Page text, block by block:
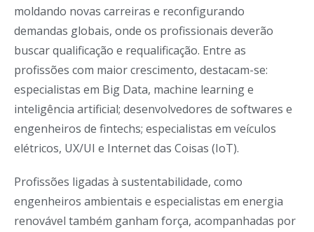
moldando novas carreiras e reconfigurando
demandas globais, onde os profissionais deverão
buscar qualificação e requalificação. Entre as
profissões com maior crescimento, destacam-se:
especialistas em Big Data, machine learning e
inteligência artificial; desenvolvedores de softwares e
engenheiros de fintechs; especialistas em veículos
elétricos, UX/UI e Internet das Coisas (IoT).
Profissões ligadas à sustentabilidade, como
engenheiros ambientais e especialistas em energia
renovável também ganham força, acompanhadas por